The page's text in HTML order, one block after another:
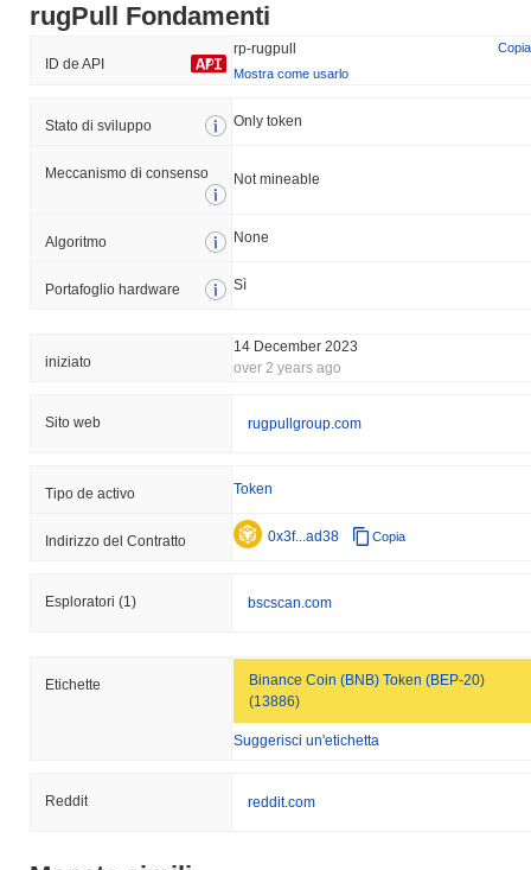
rugPull Fondamenti
ID de API
rp-rugpull
Copia
Mostra come usarlo
Stato di sviluppo Only token
Meccanismo di consenso Not mineable
Algoritmo None
Portafoglio hardware Sì
iniziato
14 December 2023
over 2 years ago
Sito web rugpullgroup.com
Tipo de activo Token
Indirizzo del Contratto 0x3f...ad38 Copia
Esploratori (1) bscscan.com
Etichette
Binance Coin (BNB) Token (BEP-20)
(13886)
Suggerisci un'etichetta
Reddit reddit.com